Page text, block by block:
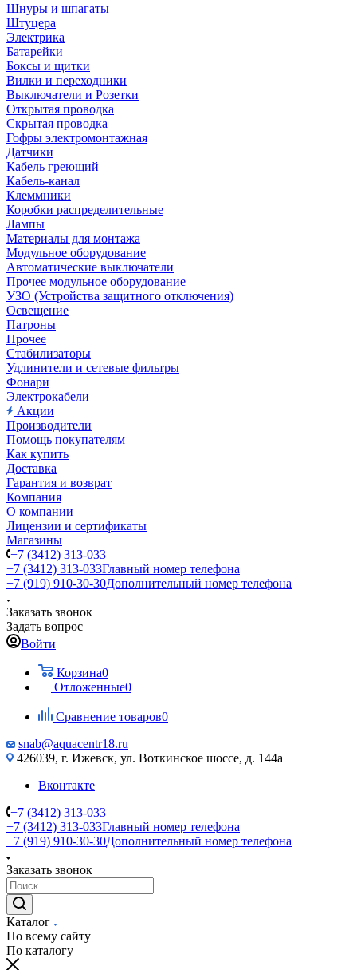
Шнуры и шпагаты
Штуцера
Электрика
Батарейки
Боксы и щитки
Вилки и переходники
Выключатели и Розетки
Открытая проводка
Скрытая проводка
Гофры электромонтажная
Датчики
Кабель греющий
Кабель-канал
Клеммники
Коробки распределительные
Лампы
Материалы для монтажа
Модульное оборудование
Автоматические выключатели
Прочее модульное оборудование
УЗО (Устройства защитного отключения)
Освещение
Патроны
Прочее
Стабилизаторы
Удлинители и сетевые фильтры
Фонари
Электрокабели
Акции
Производители
Помощь покупателям
Как купить
Доставка
Гарантия и возврат
Компания
О компании
Лицензии и сертификаты
Магазины
+7 (3412) 313-033
+7 (3412) 313-033Главный номер телефона
+7 (919) 910-30-30Дополнительный номер телефона
Заказать звонок
Задать вопрос
Войти
Корзина0
Отложенные0
Сравнение товаров0
snab@aquacentr18.ru
426039, г. Ижевск, ул. Воткинское шоссе, д. 144а
Вконтакте
+7 (3412) 313-033
+7 (3412) 313-033Главный номер телефона
+7 (919) 910-30-30Дополнительный номер телефона
Заказать звонок
Каталог
По всему сайту
По каталогу